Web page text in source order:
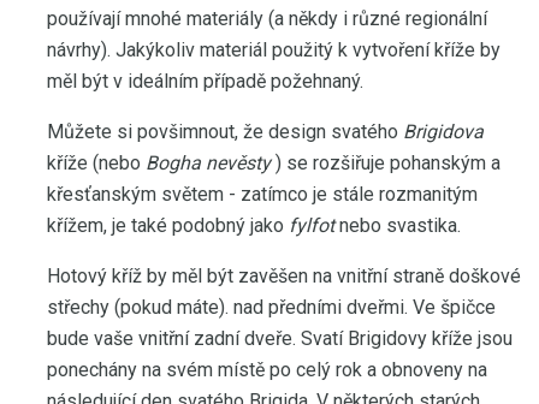
používají mnohé materiály (a někdy i různé regionální
návrhy). Jakýkoliv materiál použitý k vytvoření kříže by
měl být v ideálním případě požehnaný.
Můžete si povšimnout, že design svatého Brigidova
kříže (nebo Bogha nevěsty) se rozšiřuje pohanským a
křesťanským světem - zatímco je stále rozmanitým
křížem, je také podobný jako fylfotnebo svastika.
Hotový kříž by měl být zavěšen na vnitřní straně doškové
střechy (pokud máte). nad předními dveřmi. Ve špičce
bude vaše vnitřní zadní dveře. Svatí Brigidovy kříže jsou
ponechány na svém místě po celý rok a obnoveny na